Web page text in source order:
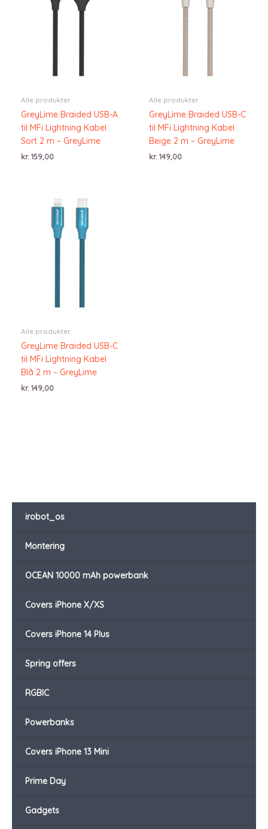
irobot_os
Montering
OCEAN 10000 mAh powerbank
Covers iPhone X/XS
Covers iPhone 14 Plus
Spring offers
RGBIC
Powerbanks
Covers iPhone 13 Mini
Prime Day
Gadgets
Alle produkter
GreyLime Braided USB-A
til MFi Lightning Kabel
Sort 2 m – GreyLime
kr. 159,00
Alle produkter
GreyLime Braided USB-C
til MFi Lightning Kabel
Beige 2 m – GreyLime
kr. 149,00
Alle produkter
GreyLime Braided USB-C
til MFi Lightning Kabel
Blå 2 m – GreyLime
kr.149,00